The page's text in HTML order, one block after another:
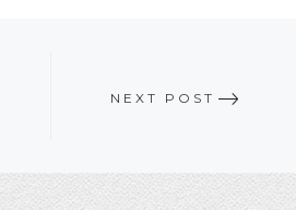
NEXT POST